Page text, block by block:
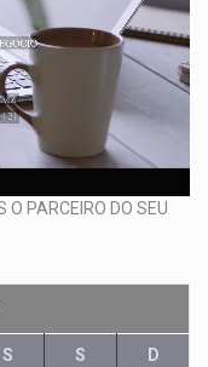
O PARCEIRO DO SEU
S S D